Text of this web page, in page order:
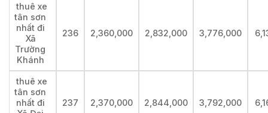
thuê xe
tân sơn
nhất đi
Xã
Trường
Khánh
236 2,360,000 2,832,000 3,776,000
thuê xe
tân sơn
nhất đi
237 2,370,000 2,844,000 3,792,000